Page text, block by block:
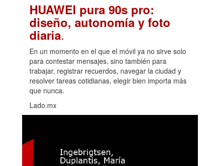
HUAWEI pura 90s pro:
diseño, autonomía y foto
diaria.
En un momento en el que el móvil ya no sirve solo
para contestar mensajes, sino también para
trabajar, registrar recuerdos, navegar la ciudad y
resolver tareas cotidianas, elegir bien importa más
que nunca.
Lado.mx